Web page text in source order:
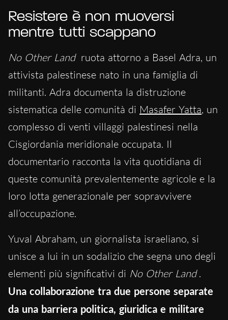
Resistere è non muoversi
mentre tutti scappano
No Other Land ruota attorno a Basel Adra, un
attivista palestinese nato in una famiglia di
militanti. Adra documenta la distruzione
sistematica delle comunità di Masafer Yatta, un
complesso di venti villaggi palestinesi nella
Cisgiordania meridionale occupata. Il
documentario racconta la vita quotidiana di
queste comunità prevalentemente agricole e la
loro lotta generazionale per sopravvivere
all’occupazione.
Yuval Abraham, un giornalista israeliano, si
unisce a lui in un sodalizio che segna uno degli
elementi più significativi di No Other Land .
Una collaborazione tra due persone separate
da una barriera politica, giuridica e militare